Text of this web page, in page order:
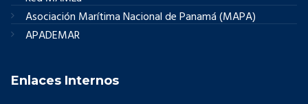
Asociación Marítima Nacional de Panamá (MAPA)
APADEMAR
Enlaces Internos